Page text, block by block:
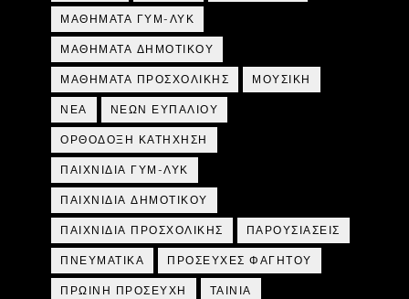
ΜΑΘΗΜΑΤΑ ΓΥΜ-ΛΥΚ
ΜΑΘΗΜΑΤΑ ΔΗΜΟΤΙΚΟΥ
ΜΑΘΗΜΑΤΑ ΠΡΟΣΧΟΛΙΚΗΣ ΜΟΥΣΙΚΗ
ΝΕΑ ΝΕΩΝ ΕΥΠΑΛΙΟΥ
ΟΡΘΟΔΟΞΗ ΚΑΤΗΧΗΣΗ
ΠΑΙΧΝΙΔΙΑ ΓΥΜ-ΛΥΚ
ΠΑΙΧΝΙΔΙΑ ΔΗΜΟΤΙΚΟΥ
ΠΑΙΧΝΙΔΙΑ ΠΡΟΣΧΟΛΙΚΗΣ ΠΑΡΟΥΣΙΑΣΕΙΣ
ΠΝΕΥΜΑΤΙΚΑ ΠΡΟΣΕΥΧΕΣ ΦΑΓΗΤΟΥ
ΠΡΩΙΝΗ ΠΡΟΣΕΥΧΗ ΤΑΙΝΙΑ